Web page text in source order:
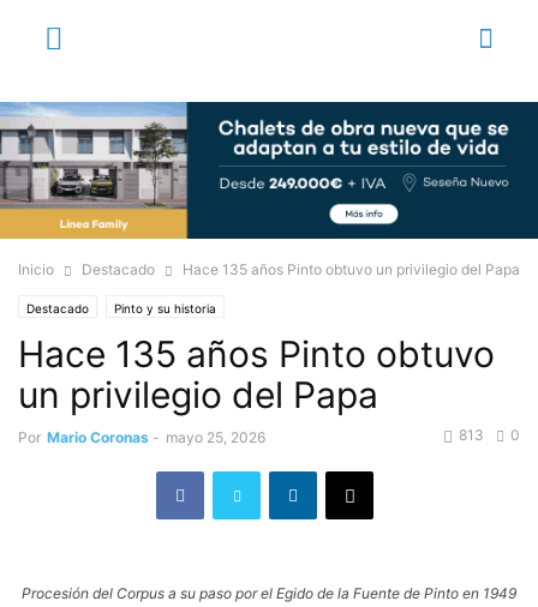
Inicio Destacado Hace 135 años Pinto obtuvo un privilegio del Papa
Destacado Pinto y su historia
Hace 135 años Pinto obtuvo
un privilegio del Papa
Por Mario Coronas - mayo 25, 2026 0
813
Procesión del Corpus a su paso por el Egido de la Fuente de Pinto en 1949